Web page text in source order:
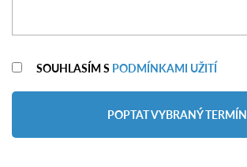
SOUHLASÍM S PODMÍNKAMI UŽITÍ
POPTAT VYBRANÝ TERMÍN